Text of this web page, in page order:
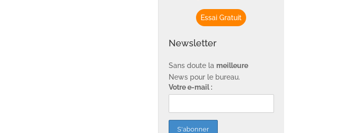
Essai Gratuit
Newsletter
Sans doute la meilleure
News pour le bureau.
Votre e-mail :